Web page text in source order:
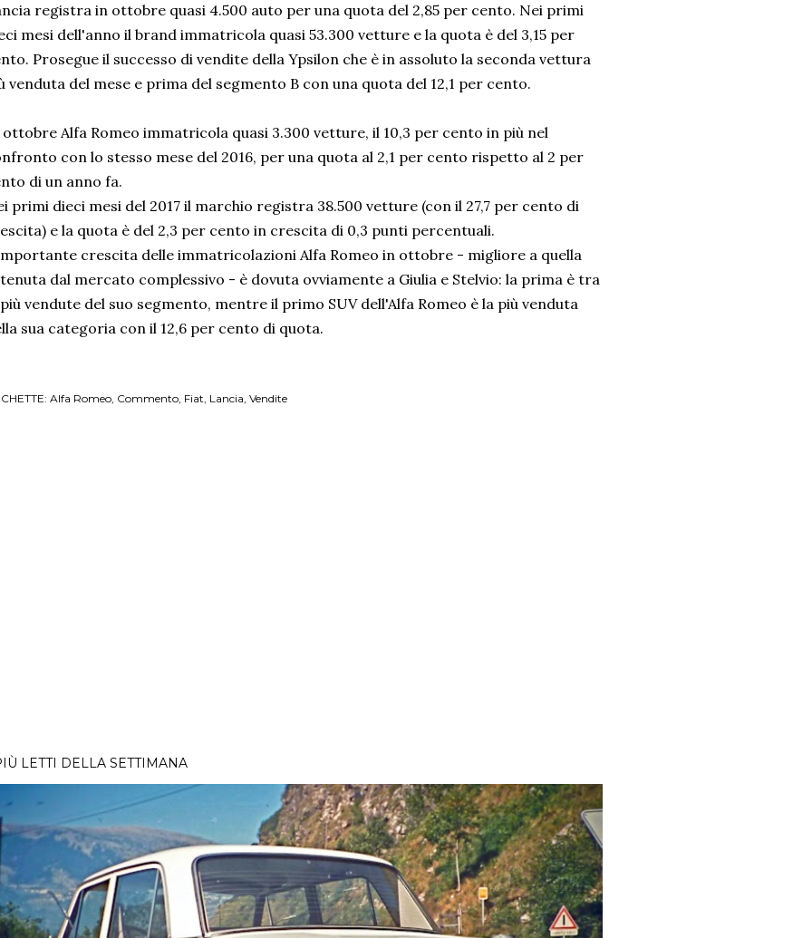
registra in ottobre quasi 4.500 auto per una quota del 2,85 per cento. Nei primi
mesi dell'anno il brand immatricola quasi 53.300 vetture e la quota è del 3,15 per
Prosegue il successo di vendite della Ypsilon che è in assoluto la seconda vettura
venduta del mese e prima del segmento B con una quota del 12,1 per cento.
Alfa Romeo immatricola quasi 3.300 vetture, il 10,3 per cento in più nel
con lo stesso mese del 2016, per una quota al 2,1 per cento rispetto al 2 per
di un anno fa.
primi dieci mesi del 2017 il marchio registra 38.500 vetture (con il 27,7 per cento di
e la quota è del 2,3 per cento in crescita di 0,3 punti percentuali.
crescita delle immatricolazioni Alfa Romeo in ottobre - migliore a quella
dal mercato complessivo - è dovuta ovviamente a Giulia e Stelvio: la prima è tra
vendute del suo segmento, mentre il primo SUV dell'Alfa Romeo è la più venduta
sua categoria con il 12,6 per cento di quota.
Alfa Romeo Commento Fiat Lancia Vendite
LETTI DELLA SETTIMANA